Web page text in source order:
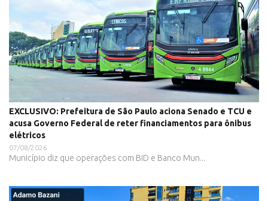
EXCLUSIVO: Prefeitura de São Paulo aciona Senado e TCU e
acusa Governo Federal de reter financiamentos para ônibus
elétricos
07/08/2026
Município diz que operações com BID e Banco Mun...